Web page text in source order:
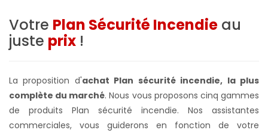
Votre Plan Sécurité Incendie au
juste prix !
La proposition d'achat Plan sécurité incendie, la plus
complète du marché. Nous vous proposons cinq gammes
de produits Plan sécurité incendie. Nos assistantes
commerciales, vous guiderons en fonction de votre